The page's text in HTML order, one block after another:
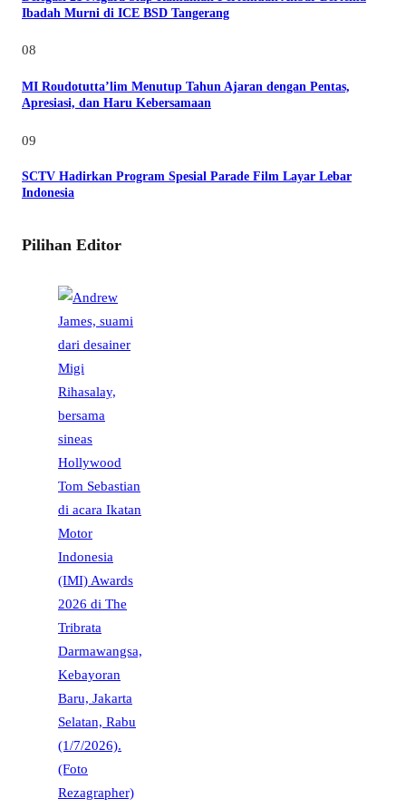
Ibadah Murni di ICE BSD Tangerang
08
MI Roudotutta’lim Menutup Tahun Ajaran dengan Pentas,
Apresiasi, dan Haru Kebersamaan
09
SCTV Hadirkan Program Spesial Parade Film Layar Lebar
Indonesia
Pilihan Editor